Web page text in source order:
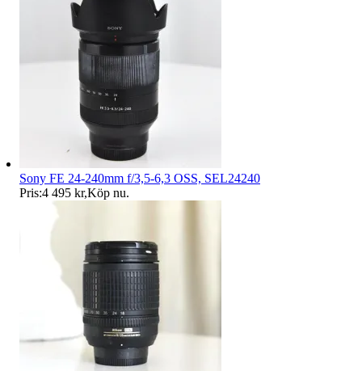
Sony FE 24-240mm f/3,5-6,3 OSS, SEL24240
Pris:4 495 kr,Köp nu.